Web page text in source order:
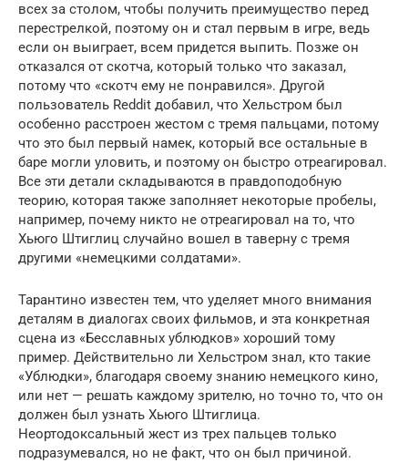
всех за столом, чтобы получить преимущество перед
перестрелкой, поэтому он и стал первым в игре, ведь
если он выиграет, всем придется выпить. Позже он
отказался от скотча, который только что заказал,
потому что «скотч ему не понравился». Другой
пользователь Reddit добавил, что Хельстром был
особенно расстроен жестом с тремя пальцами, потому
что это был первый намек, который все остальные в
баре могли уловить, и поэтому он быстро отреагировал.
Все эти детали складываются в правдоподобную
теорию, которая также заполняет некоторые пробелы,
например, почему никто не отреагировал на то, что
Хьюго Штиглиц случайно вошел в таверну с тремя
другими «немецкими солдатами».
Тарантино известен тем, что уделяет много внимания
деталям в диалогах своих фильмов, и эта конкретная
сцена из «Бесславных ублюдков» хороший тому
пример. Действительно ли Хельстром знал, кто такие
«Ублюдки», благодаря своему знанию немецкого кино,
или нет — решать каждому зрителю, но точно то, что он
должен был узнать Хьюго Штиглица.
Неортодоксальный жест из трех пальцев только
подразумевался, но не факт, что он был причиной.